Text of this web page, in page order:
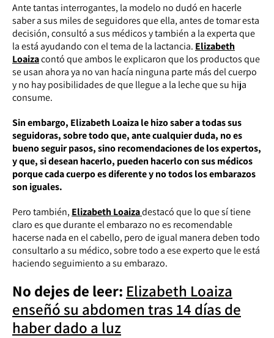
Ante tantas interrogantes, la modelo no dudó en hacerle
saber a sus miles de seguidores que ella, antes de tomar esta
decisión, consultó a sus médicos y también a la experta que
la está ayudando con el tema de la lactancia. Elizabeth
Loaizacontó que ambos le explicaron que los productos que
se usan ahora ya no van hacía ninguna parte más del cuerpo
y no hay posibilidades de que llegue a la leche que su hija
consume.
Sin embargo, Elizabeth Loaiza le hizo saber a todas sus
seguidoras, sobre todo que, ante cualquier duda, no es
bueno seguir pasos, sino recomendaciones de los expertos,
y que, si desean hacerlo, pueden hacerlo con sus médicos
porque cada cuerpo es diferente y no todos los embarazos
son iguales.
Pero también, Elizabeth Loaizadestacó que lo que sí tiene
claro es que durante el embarazo no es recomendable
hacerse nada en el cabello, pero de igual manera deben todo
consultarlo a su médico, sobre todo a ese experto que le está
haciendo seguimiento a su embarazo.
No dejes de leer: Elizabeth Loaiza
enseñó su abdomen tras 14 días de
haber dado a luz